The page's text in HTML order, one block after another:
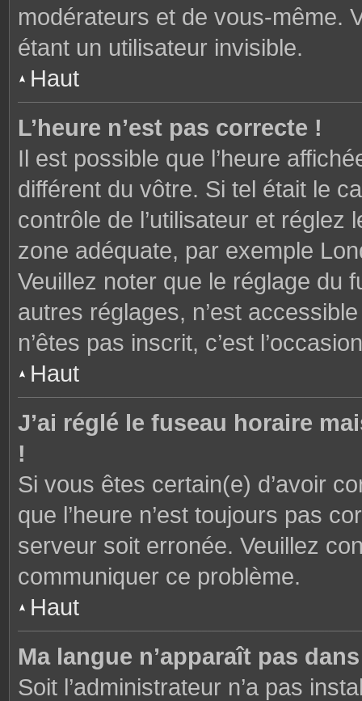
modérateurs et de vous-même.
étant un utilisateur invisible.
Haut
L’heure n’est pas correcte !
Il est possible que l’heure
différent du vôtre. Si tel était le
contrôle de l’utilisateur et
zone adéquate, par exemple
Veuillez noter que le réglage du
autres réglages, n’est
n’êtes pas inscrit, c’est
Haut
J’ai réglé le fuseau horaire
!
Si vous êtes certain(e) d’avoir
que l’heure n’est toujours pas
serveur soit erronée. Veuillez
communiquer ce problème.
Haut
Ma langue n’apparaît pas
Soit l’administrateur n’a pas